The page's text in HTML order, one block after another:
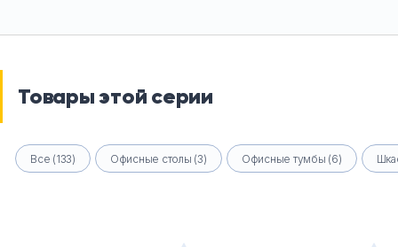
Товары этой серии
Все (133) Офисные столы (3) Офисные тумбы (6)